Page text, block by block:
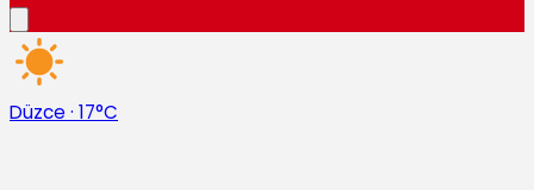
Düzce · 17°C